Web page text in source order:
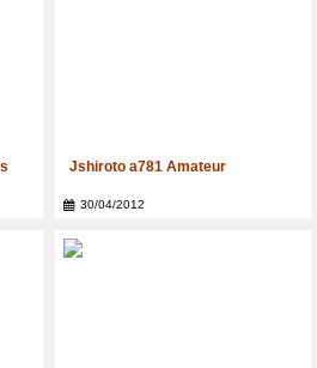
Jshiroto a781 Amateur
30/04/2012